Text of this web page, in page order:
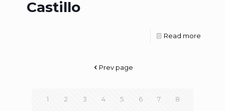
Castillo
Read more
Prev page
1 2 3 4 5 6 7 8